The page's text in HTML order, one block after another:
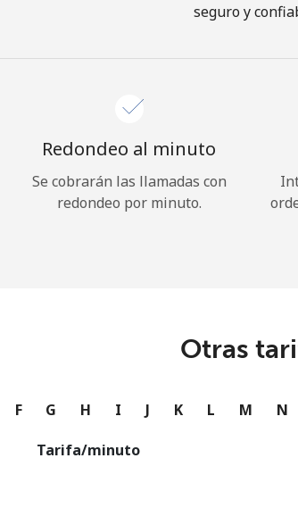
¡Hola!
Continuar con
seguro y
Redondeo al minuto
Se cobrarán las llamadas con
redondeo por minuto.
Otras
F G H I J K L M N
Tarifa/minuto